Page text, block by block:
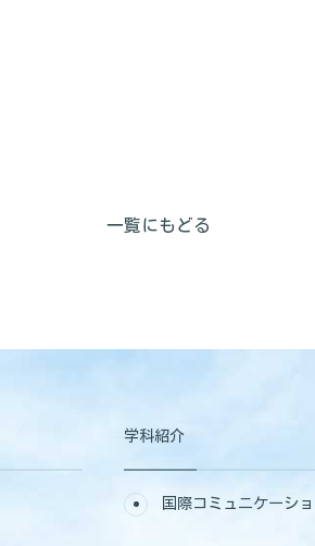
一覧にもどる
学科紹介
国際コミュニケーシ